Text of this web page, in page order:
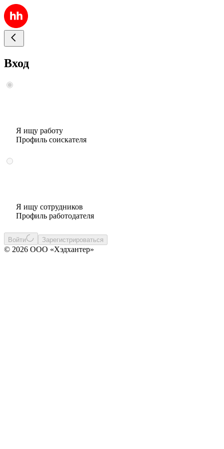
Вход
Я ищу работу
Профиль соискателя
Я ищу сотрудников
Профиль работодателя
Войти Зарегистрироваться
© 2026 ООО «Хэдхантер»